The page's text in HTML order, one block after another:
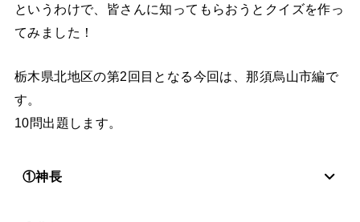
というわけで、皆さんに知ってもらおうとクイズを作っ
てみました！
栃木県北地区の第2回目となる今回は、那須烏山市編で
す。
10問出題します。
①神長